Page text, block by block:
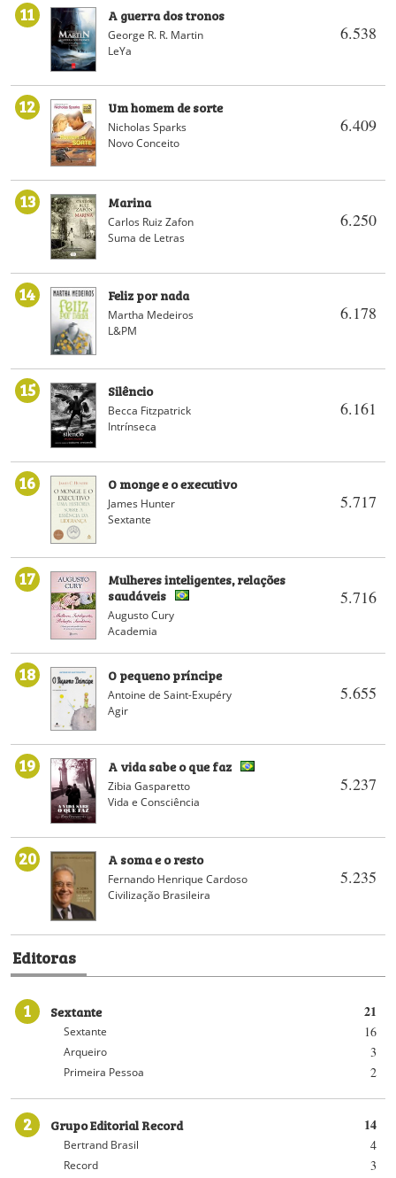
11
6.538
A guerra dos tronos
George R. R. Martin
LeYa
12
6.409
Um homem de sorte
Nicholas Sparks
Novo Conceito
13
6.250
Marina
Carlos Ruiz Zafon
Suma de Letras
14
6.178
Feliz por nada
Martha Medeiros
L&PM
15
6.161
Silêncio
Becca Fitzpatrick
Intrínseca
16
5.717
O monge e o executivo
James Hunter
Sextante
17
5.716
Mulheres inteligentes, relações
saudáveis
Augusto Cury
Academia
18
5.655
O pequeno príncipe
Antoine de Saint-Exupéry
Agir
19
5.237
A vida sabe o que faz
Zibia Gasparetto
Vida e Consciência
20
5.235
A soma e o resto
Fernando Henrique Cardoso
Civilização Brasileira
Editoras
1 21
Sextante
16
Sextante
3
Arqueiro
2
Primeira Pessoa
2 14
Grupo Editorial Record
4
Bertrand Brasil
3
Record